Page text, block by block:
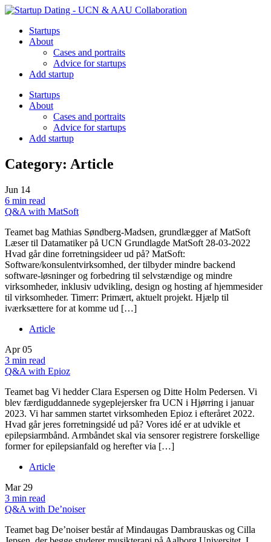
Startups
About
Cases and portraits
Advice for startups
Add startup
Startups
About
Cases and portraits
Advice for startups
Add startup
Category: Article
Jun 14
6 min read
Q&A with MatSoft
Teamet bag Mathias Søndberg-Madsen, grundlægger af MatSoft
Læser til Datamatiker på UCN Grundlagde MatSoft 28-03-2022
Hvad går dine forretningsideer ud på? MatSoft:
Software/konsulentvirksomhed, der tilbyder mindre backend
software-løsninger og forbedring til selvstændige og mindre
virksomheder, inklusiv udvikling, design og hosting af hjemmesider
til virksomheder. Timerr: Primært, aktuelt projekt. Hjælp til
iværksættere for at komme ud […]
Article
Apr 05
3 min read
Q&A with Epioz
Teamet bag Vi hedder Clara Espersen og Ditte Holm Pedersen. Vi
blev færdiguddannede sygeplejersker fra UCN i Hjørring i januar
2023. Vi har sammen startet virksomheden Epioz i efteråret 2022.
Hvad går jeres forretningsidé ud på? Vores idé er at udvikle et
epilepsiarmbånd. Armbåndet skal via sensorer registrere forskellige
former for epilepsianfald og herefter via […]
Article
Mar 29
3 min read
Q&A with De’noiser
Teamet bag De’noiser består af Mindaugas Dambrauskas og Cilla